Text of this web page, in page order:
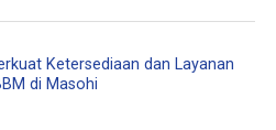
Ketersediaan dan Layanan
di Masohi